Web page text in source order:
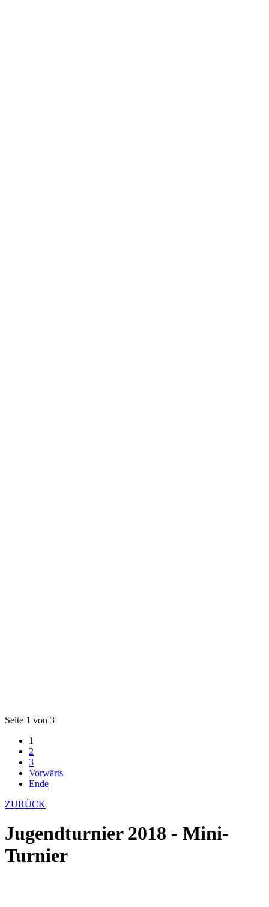
Seite 1 von 3
1
2
3
Vorwärts
Ende
ZURÜCK
Jugendturnier 2018 - Mini-
Turnier